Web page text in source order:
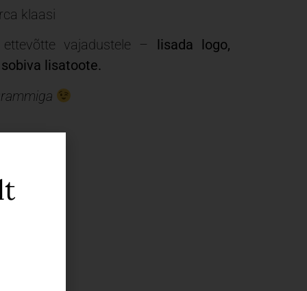
klaasi
vajadustele –
lisada logo,
lisatoote.